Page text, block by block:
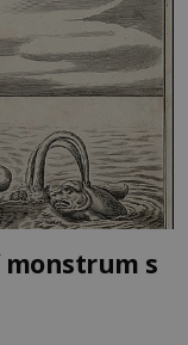
monstrum s